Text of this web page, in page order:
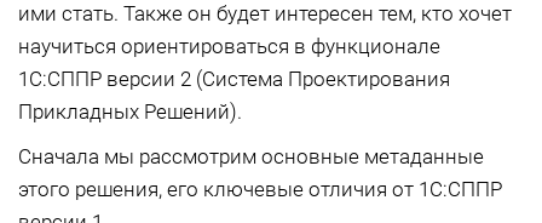
ими стать. Также он будет интересен тем, кто хочет
научиться ориентироваться в функционале
1С:СППР версии 2 (Система Проектирования
Прикладных Решений).
Сначала мы рассмотрим основные метаданные
этого решения, его ключевые отличия от 1С:СППР